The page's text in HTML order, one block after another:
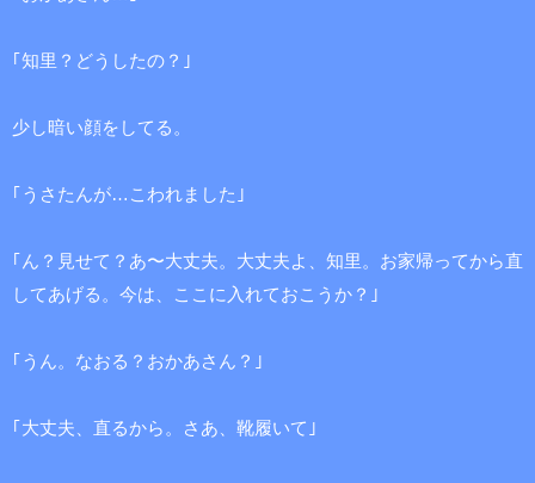
｢知里？どうしたの？｣
少し暗い顔をしてる。
｢うさたんが…こわれました｣
｢ん？見せて？あ〜大丈夫。大丈夫よ、知里。お家帰ってから直
してあげる。今は、ここに入れておこうか？｣
｢うん。なおる？おかあさん？｣
｢大丈夫、直るから。さあ、靴履いて｣